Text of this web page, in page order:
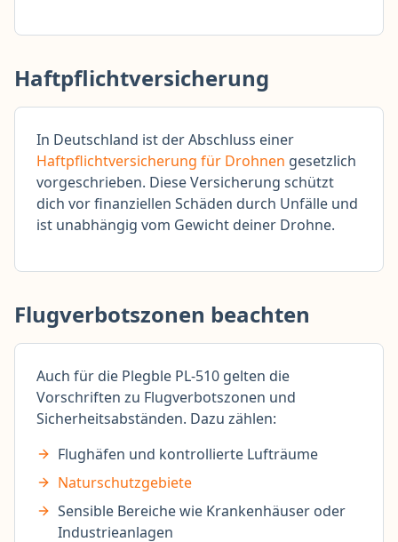
Haftpflichtversicherung
In Deutschland ist der Abschluss einer
Haftpflichtversicherung für Drohnen gesetzlich
vorgeschrieben. Diese Versicherung schützt
dich vor finanziellen Schäden durch Unfälle und
ist unabhängig vom Gewicht deiner Drohne.
Flugverbotszonen beachten
Auch für die Plegble PL-510 gelten die
Vorschriften zu Flugverbotszonen und
Sicherheitsabständen. Dazu zählen:
Flughäfen und kontrollierte Lufträume
Naturschutzgebiete
Sensible Bereiche wie Krankenhäuser oder
Industrieanlagen